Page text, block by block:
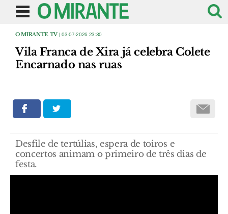
O MIRANTE TV | 03-07-2026 23:30
Vila Franca de Xira já celebra Colete
Encarnado nas ruas
Desfile de tertúlias, espera de toiros e
concertos animam o primeiro de três dias de
festa.